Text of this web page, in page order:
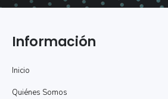
Información
Inicio
Quiénes Somos